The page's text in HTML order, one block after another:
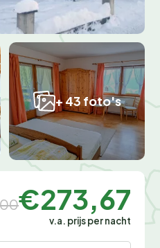
+ 43 foto's
€273,67
v.a. prijs per nacht